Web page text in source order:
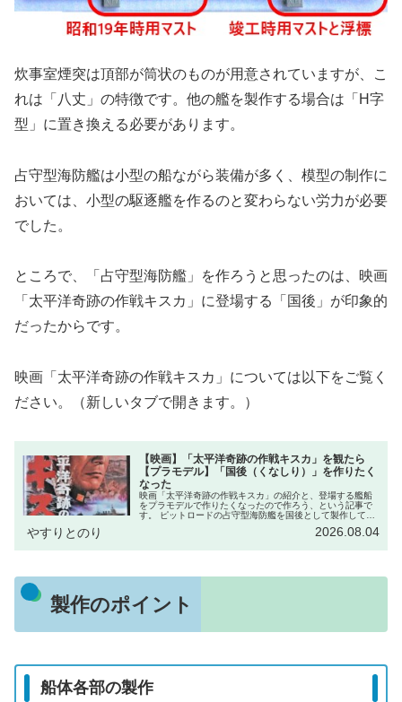
炊事室煙突は頂部が筒状のものが用意されていますが、こ
れは「八丈」の特徴です。他の艦を製作する場合は「H字
型」に置き換える必要があります。
占守型海防艦は小型の船ながら装備が多く、模型の制作に
おいては、小型の駆逐艦を作るのと変わらない労力が必要
でした。
ところで、「占守型海防艦」を作ろうと思ったのは、映画
「太平洋奇跡の作戦キスカ」に登場する「国後」が印象的
だったからです。
映画「太平洋奇跡の作戦キスカ」については以下をご覧く
ださい。（新しいタブで開きます。）
【映画】「太平洋奇跡の作戦キスカ」を観たら
【プラモデル】「国後（くなしり）」を作りたく
なった
映画「太平洋奇跡の作戦キスカ」の紹介と、登場する艦船
をプラモデルで作りたくなったので作ろう、という記事で
す。 ピットロードの占守型海防艦を国後として製作してい
やすりとのり 2026.08.04
製作のポイント
船体各部の製作